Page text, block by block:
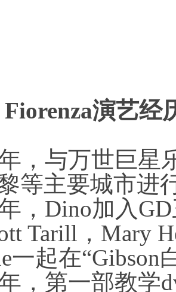
演艺经
，与万世巨星
等主要城市进
，Dino加入
Tarill，Mary
一起在“Gibson
，第一部教学